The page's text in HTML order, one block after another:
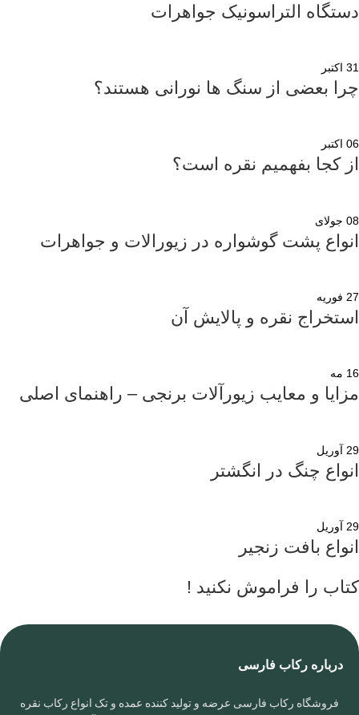
دستگاه التراسونیک جواهرات
31 اکتبر
چرا بعضی از سنگ ها نورانی هستند؟
06 اکتبر
از کجا بفهمیم نقره است؟
08 جولای
انواع پشت گوشواره در زیورالات و جواهرات
27 فوریه
استخراج نقره و پالایش آن
16 مه
مزایا و معایب زیورآلات برنجی – راهنمای اصلی
29 آوریل
انواع چنگ در انگشتر
29 آوریل
انواع بافت زنجیر
کتاب را فراموش نکنید !
درباره رکاب فارسی
فروشگاه رکاب فارسی عرضه و تولید کننده عمده و تک انواع رکاب نقره